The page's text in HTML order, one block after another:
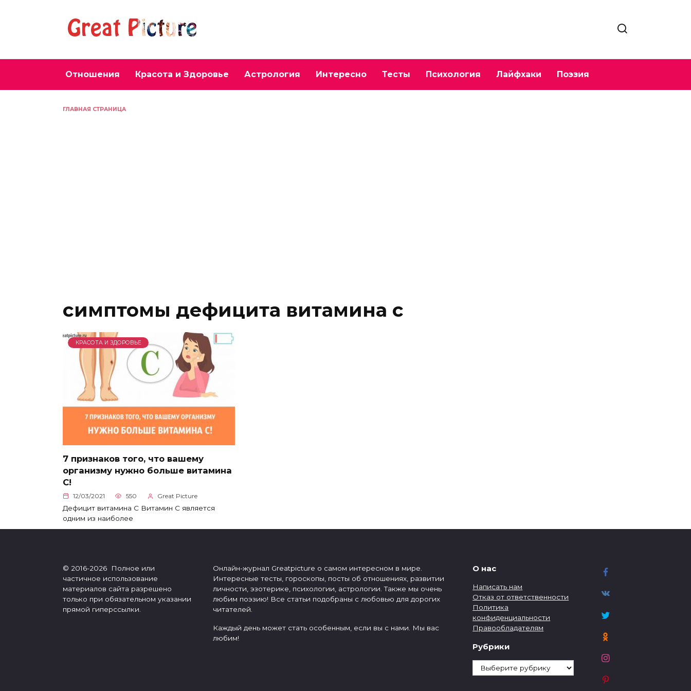
Отношения Красота и Здоровье Астрология Интересно Тесты Психология Лайфхаки Поэзия
ГЛАВНАЯ СТРАНИЦА
симптомы дефицита витамина с
КРАСОТА И ЗДОРОВЬЕ
7 признаков того, что вашему
организму нужно больше витамина
С!
12/03/2021 550 Great Picture
Дефицит витамина С Витамин С является
одним из наиболее
© 2016-2026 Полное или
частичное использование
материалов сайта разрешено
только при обязательном указании
прямой гиперссылки.
Онлайн-журнал Greatpicture о самом интересном в мире.
Интересные тесты, гороскопы, посты об отношениях, развитии
личности, эзотерике, психологии, астрологии. Также мы очень
любим поэзию! Все статьи подобраны с любовью для дорогих
читателей.
Каждый день может стать особенным, если вы с нами. Мы вас
любим!
О нас
Написать нам
Отказ от ответственности
Политика
конфиденциальности
Правообладателям
Рубрики
Рубрики